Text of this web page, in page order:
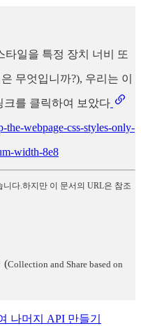
타일을 특정 장치 너비 또
무엇입니까?), 우리는 이
크를 클릭하여 보았다
the-webpage-css-styles-only-
width-8e8
다.하지만 이 문서의 URL은 참조
(Collection and Share based on
나머지 API 만들기